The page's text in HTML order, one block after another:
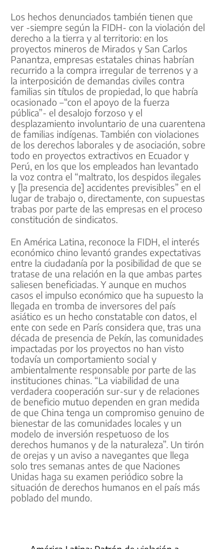
Los hechos denunciados también tienen que
ver -siempre según la FIDH- con la violación del
derecho a la tierra y al territorio: en los
proyectos mineros de Mirados y San Carlos
Panantza, empresas estatales chinas habrían
recurrido a la compra irregular de terrenos y a
la interposición de demandas civiles contra
familias sin títulos de propiedad, lo que habría
ocasionado –“con el apoyo de la fuerza
pública”- el desalojo forzoso y el
desplazamiento involuntario de una cuarentena
de familias indígenas. También con violaciones
de los derechos laborales y de asociación, sobre
todo en proyectos extractivos en Ecuador y
Perú, en los que los empleados han levantado
la voz contra el “maltrato, los despidos ilegales
y [la presencia de] accidentes previsibles” en el
lugar de trabajo o, directamente, con supuestas
trabas por parte de las empresas en el proceso
constitución de sindicatos.
En América Latina, reconoce la FIDH, el interés
económico chino levantó grandes expectativas
entre la ciudadanía por la posibilidad de que se
tratase de una relación en la que ambas partes
saliesen beneficiadas. Y aunque en muchos
casos el impulso económico que ha supuesto la
llegada en tromba de inversores del país
asiático es un hecho constatable con datos, el
ente con sede en París considera que, tras una
década de presencia de Pekín, las comunidades
impactadas por los proyectos no han visto
todavía un comportamiento social y
ambientalmente responsable por parte de las
instituciones chinas. “La viabilidad de una
verdadera cooperación sur-sur y de relaciones
de beneficio mutuo dependen en gran medida
de que China tenga un compromiso genuino de
bienestar de las comunidades locales y un
modelo de inversión respetuoso de los
derechos humanos y de la naturaleza”. Un tirón
de orejas y un aviso a navegantes que llega
solo tres semanas antes de que Naciones
Unidas haga su examen periódico sobre la
situación de derechos humanos en el país más
poblado del mundo.